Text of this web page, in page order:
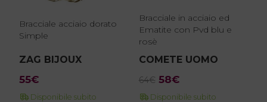
Bracciale acciaio dorato
Simple
ZAG BIJOUX
55€
Disponibile subito
Bracciale in acciaio ed
Ematite con Pvd blu e
rosè
COMETE UOMO
64€ Il
prezzo
58€Il
prezzo
Disponibile subito